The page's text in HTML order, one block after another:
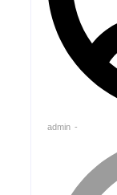
admin -